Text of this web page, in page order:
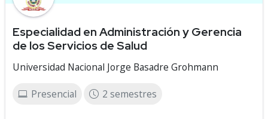
Especialidad en Administración y Gerencia
de los Servicios de Salud
Universidad Nacional Jorge Basadre Grohmann
Presencial 2 semestres